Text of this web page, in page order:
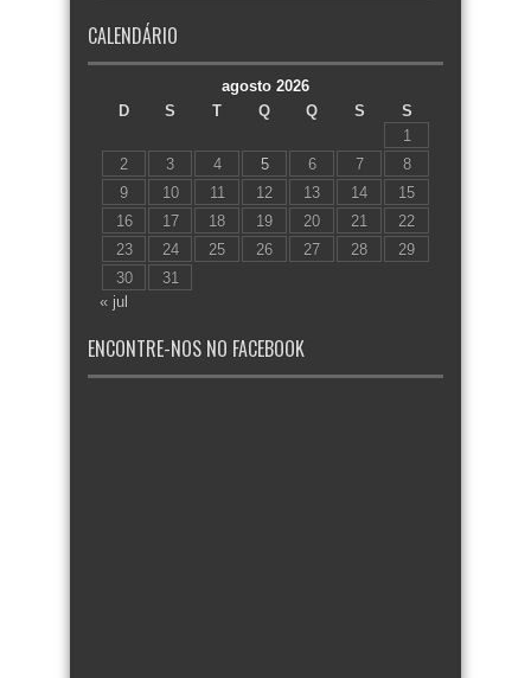
CALENDÁRIO
agosto 2026
D
S T Q Q S
S
1
2
3 4 5 6 7
8
9
10 11 12 13 14
15
16
17 18 19 20 21
22
23
24 25 26 27 28
29
30
31
« jul
ENCONTRE-NOS NO FACEBOOK